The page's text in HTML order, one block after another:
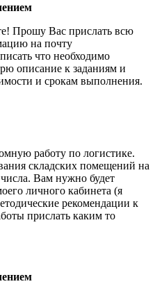
Прошу Вас прислать всю
на почту
что необходимо
описание к заданиям и
и срокам выполнения.
работу по логистике.
складских помещений на
Вам нужно будет
личного кабинета (я
рекомендации к
прислать каким то